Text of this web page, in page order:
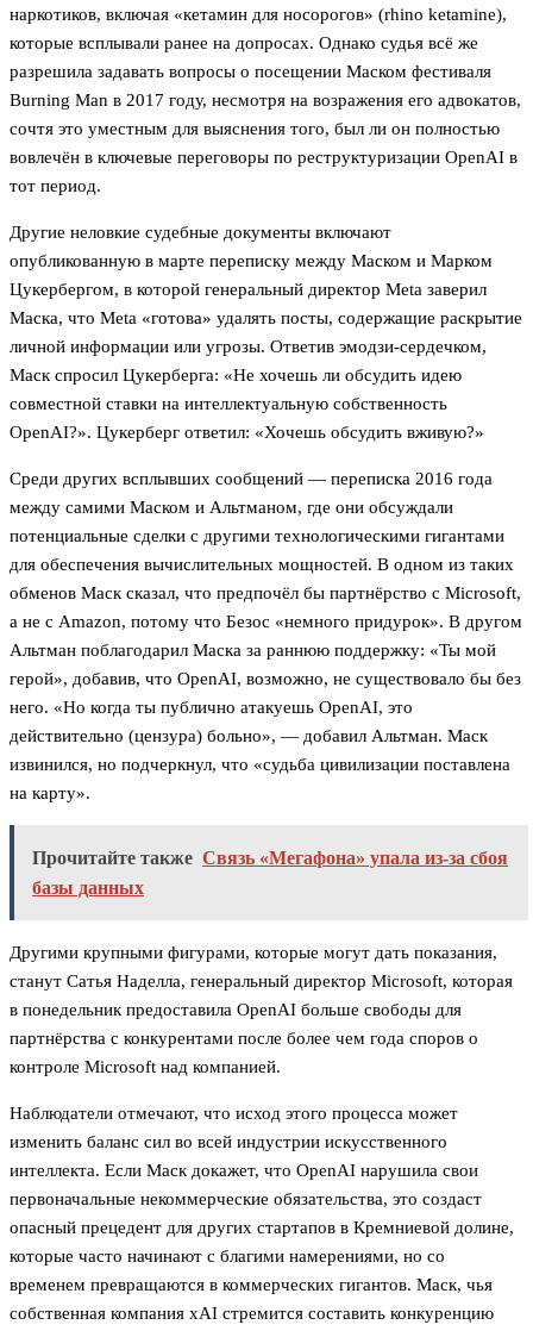
наркотиков, включая «кетамин для носорогов» (rhino ketamine),
которые всплывали ранее на допросах. Однако судья всё же
разрешила задавать вопросы о посещении Маском фестиваля
Burning Man в 2017 году, несмотря на возражения его адвокатов,
сочтя это уместным для выяснения того, был ли он полностью
вовлечён в ключевые переговоры по реструктуризации OpenAI в
тот период.
Другие неловкие судебные документы включают
опубликованную в марте переписку между Маском и Марком
Цукербергом, в которой генеральный директор Meta заверил
Маска, что Meta «готова» удалять посты, содержащие раскрытие
личной информации или угрозы. Ответив эмодзи-сердечком,
Маск спросил Цукерберга: «Не хочешь ли обсудить идею
совместной ставки на интеллектуальную собственность
OpenAI?». Цукерберг ответил: «Хочешь обсудить вживую?»
Среди других всплывших сообщений — переписка 2016 года
между самими Маском и Альтманом, где они обсуждали
потенциальные сделки с другими технологическими гигантами
для обеспечения вычислительных мощностей. В одном из таких
обменов Маск сказал, что предпочёл бы партнёрство с Microsoft,
а не с Amazon, потому что Безос «немного придурок». В другом
Альтман поблагодарил Маска за раннюю поддержку: «Ты мой
герой», добавив, что OpenAI, возможно, не существовало бы без
него. «Но когда ты публично атакуешь OpenAI, это
действительно (цензура) больно», — добавил Альтман. Маск
извинился, но подчеркнул, что «судьба цивилизации поставлена
на карту».
Прочитайте также Связь «Мегафона» упала из-за сбоя
базы данных
Другими крупными фигурами, которые могут дать показания,
станут Сатья Наделла, генеральный директор Microsoft, которая
в понедельник предоставила OpenAI больше свободы для
партнёрства с конкурентами после более чем года споров о
контроле Microsoft над компанией.
Наблюдатели отмечают, что исход этого процесса может
изменить баланс сил во всей индустрии искусственного
интеллекта. Если Маск докажет, что OpenAI нарушила свои
первоначальные некоммерческие обязательства, это создаст
опасный прецедент для других стартапов в Кремниевой долине,
которые часто начинают с благими намерениями, но со
временем превращаются в коммерческих гигантов. Маск, чья
собственная компания xAI стремится составить конкуренцию